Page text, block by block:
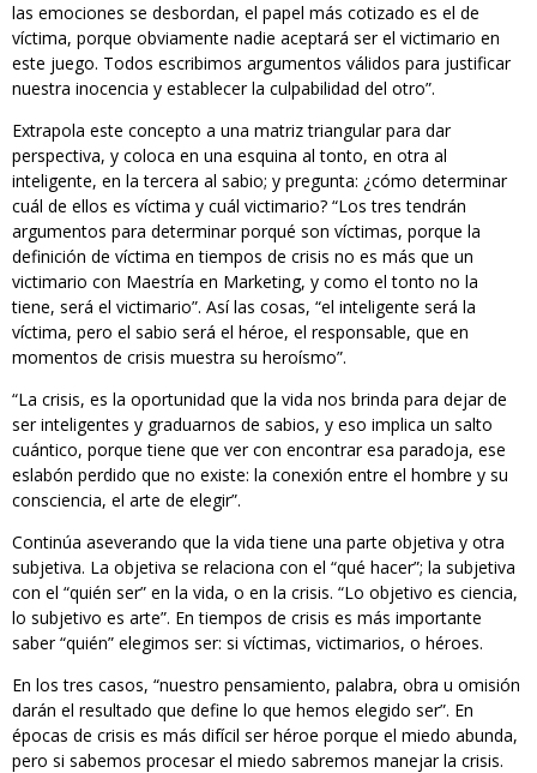
las emociones se desbordan, el papel más cotizado es el de
víctima, porque obviamente nadie aceptará ser el victimario en
este juego. Todos escribimos argumentos válidos para justificar
nuestra inocencia y establecer la culpabilidad del otro”.
Extrapola este concepto a una matriz triangular para dar
perspectiva, y coloca en una esquina al tonto, en otra al
inteligente, en la tercera al sabio; y pregunta: ¿cómo determinar
cuál de ellos es víctima y cuál victimario? “Los tres tendrán
argumentos para determinar porqué son víctimas, porque la
definición de víctima en tiempos de crisis no es más que un
victimario con Maestría en Marketing, y como el tonto no la
tiene, será el victimario”. Así las cosas, “el inteligente será la
víctima, pero el sabio será el héroe, el responsable, que en
momentos de crisis muestra su heroísmo”.
“La crisis, es la oportunidad que la vida nos brinda para dejar de
ser inteligentes y graduarnos de sabios, y eso implica un salto
cuántico, porque tiene que ver con encontrar esa paradoja, ese
eslabón perdido que no existe: la conexión entre el hombre y su
consciencia, el arte de elegir”.
Continúa aseverando que la vida tiene una parte objetiva y otra
subjetiva. La objetiva se relaciona con el “qué hacer”; la subjetiva
con el “quién ser” en la vida, o en la crisis. “Lo objetivo es ciencia,
lo subjetivo es arte”. En tiempos de crisis es más importante
saber “quién” elegimos ser: si víctimas, victimarios, o héroes.
En los tres casos, “nuestro pensamiento, palabra, obra u omisión
darán el resultado que define lo que hemos elegido ser”. En
épocas de crisis es más difícil ser héroe porque el miedo abunda,
pero si sabemos procesar el miedo sabremos manejar la crisis.